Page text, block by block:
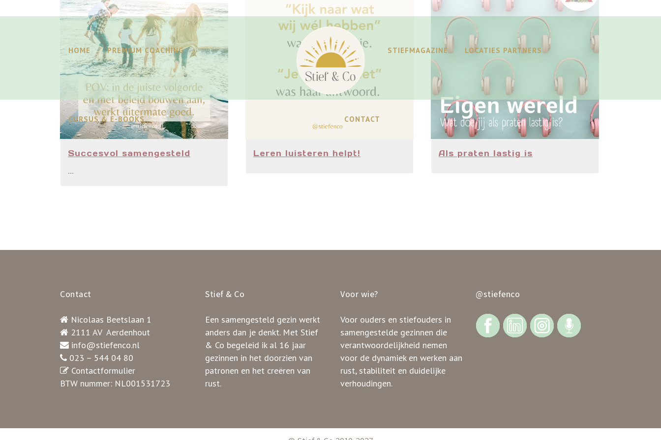
HOME PREMIUM COACHING
CURSUS & E-BOOKS
STIEFMAGAZINE LOCATIES PARTNERS
CONTACT
Succesvol samengesteld
...
Leren luisteren helpt! Als praten lastig is
Contact
Nicolaas Beetslaan 1
2111 AV Aerdenhout
info@stiefenco.nl
023 – 544 04 80
Contactformulier
BTW nummer: NL001531723
Stief & Co
Een samengesteld gezin werkt
anders dan je denkt. Met Stief
& Co begeleid ik al 16 jaar
gezinnen in het doorzien van
patronen en het creëren van
rust.
Voor wie?
Voor ouders en stiefouders in
samengestelde gezinnen die
verantwoordelijkheid nemen
voor de dynamiek en werken aan
rust, stabiliteit en duidelijke
verhoudingen.
@stiefenco